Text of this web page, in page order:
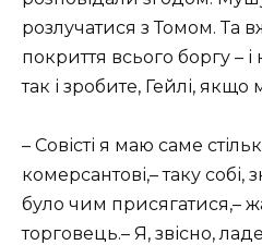
розлучатися з Томом. Та
покриття всього боргу –
так і зробите, Гейлі, якщо
– Совісті я маю саме
комерсантові,– таку собі,
було чим присягатися,–
торговець.– Я, звісно,